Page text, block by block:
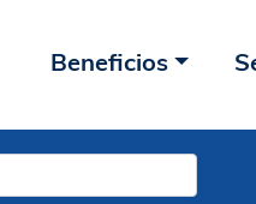
Beneficios